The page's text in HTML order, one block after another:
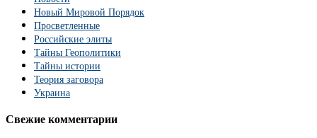
Новый Мировой Порядок
Просветленные
Российские элиты
Тайны Геополитики
Тайны истории
Теория заговора
Украина
Свежие комментарии